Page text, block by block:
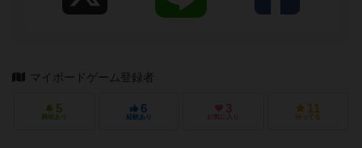
マイボードゲーム登録者
5
興味あり
6
経験あり
3
お気に入り
11
持ってる